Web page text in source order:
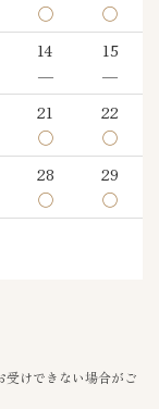
◯
◯
14
―
15
―
21
◯
22
◯
28
◯
29
◯
けできない場合がご